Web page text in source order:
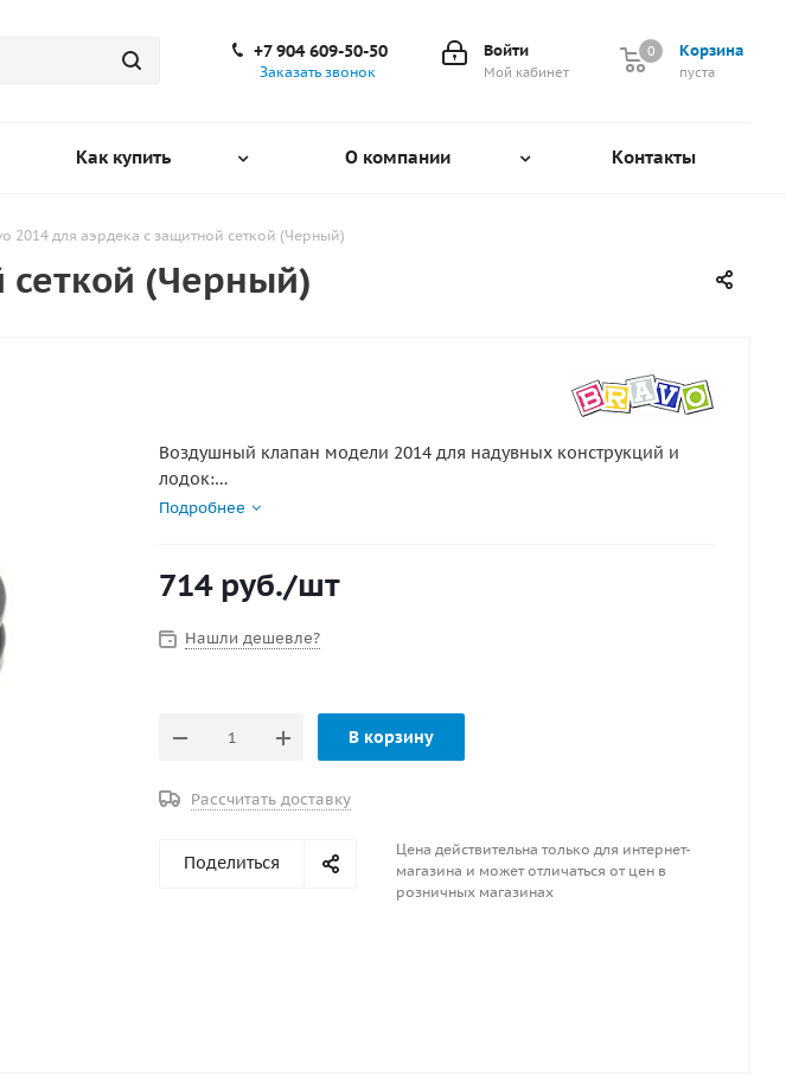
Корзина
0
пуста
0
Войти
Мой кабинет
+7 904 609-50-50
Заказать звонок
Как купить О компании Контакты
2014 для аэрдека с защитной сеткой (Черный)
сеткой (Черный)
Воздушный клапан модели 2014 для надувных конструкций и
лодок:
открыто, нажал и повернул - закрыто)
- Корпус и крышка изготовлены из POM материала
(высокопрочный инженерный пластик невпитывающий воду)
гарантирует надежную работу
- Максимальное рабочее давление 2 бар = 29 psi
- Установочный диаметр в ПВХ материале 38,50 мм
Клапан наилучшим образом подходит для: САП досок, надувных
лодок и каяков, надувных палаток и ангаров.
Подробнее
714руб./шт
Нашли дешевле?
В корзину
Рассчитать доставку
Поделиться
Цена действительна только для интернет-
магазина и может отличаться от цен в
розничных магазинах